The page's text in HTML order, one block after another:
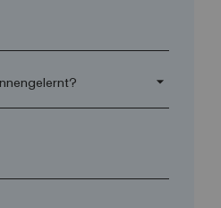
arrow_drop_down